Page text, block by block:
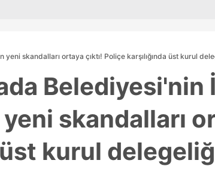
skandalları ortaya çıktı! Poliçe karşılığında üst kurul
Belediyesi'nin
skandalları
üst kurul